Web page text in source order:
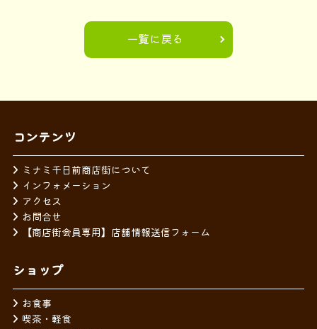
一覧に戻る
コンテンツ
ミナミ千日前商店街について
インフォメーション
アクセス
お問合せ
【商店街会員専用】店舗情報送信フォーム
ショップ
お食事
喫茶・軽食